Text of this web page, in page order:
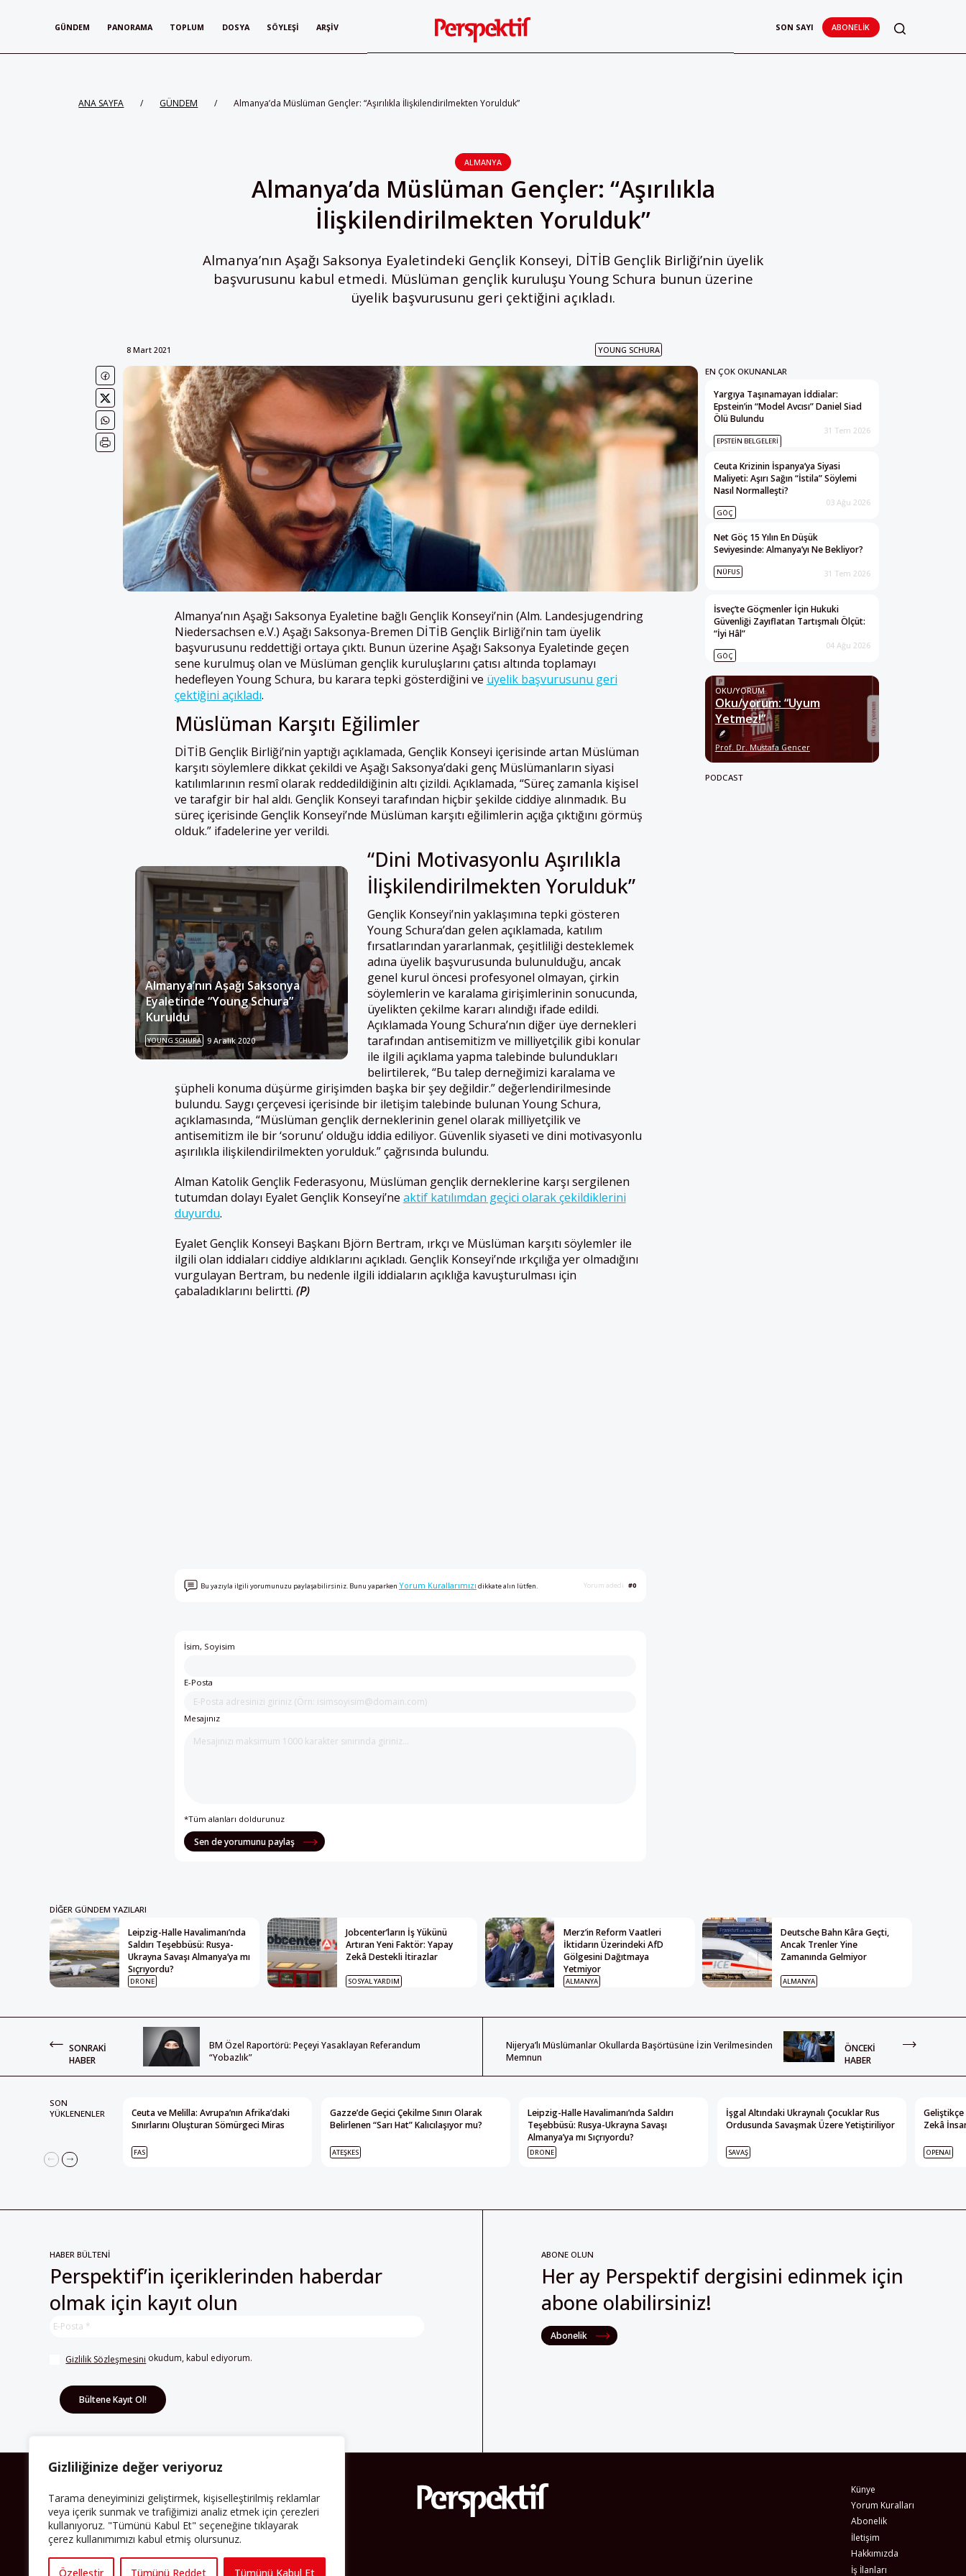
Gizliliğinize değer veriyoruz
Tarama deneyiminizi geliştirmek, kişiselleştirilmiş reklamlar
veya içerik sunmak ve trafiğimizi analiz etmek için çerezleri
kullanıyoruz. "Tümünü Kabul Et" seçeneğine tıklayarak
çerez kullanımımızı kabul etmiş olursunuz.
Özelleştir Tümünü Reddet Tümünü Kabul Et
GÜNDEM PANORAMA TOPLUM DOSYA SÖYLEŞI ARŞIV SON SAYI ABONELIK
ANA SAYFA / GÜNDEM / Almanya’da Müslüman Gençler: “Aşırılıkla İlişkilendirilmekten Yorulduk”
ALMANYA
Almanya’da Müslüman Gençler: “Aşırılıkla
İlişkilendirilmekten Yorulduk”
Almanya’nın Aşağı Saksonya Eyaletindeki Gençlik Konseyi, DİTİB Gençlik Birliği’nin üyelik
başvurusunu kabul etmedi. Müslüman gençlik kuruluşu Young Schura bunun üzerine
üyelik başvurusunu geri çektiğini açıkladı.
8 Mart 2021 YOUNG SCHURA
Almanya’nın Aşağı Saksonya Eyaletine bağlı Gençlik Konseyi’nin (Alm. Landesjugendring
Niedersachsen e.V.) Aşağı Saksonya-Bremen DİTİB Gençlik Birliği’nin tam üyelik
başvurusunu reddettiği ortaya çıktı. Bunun üzerine Aşağı Saksonya Eyaletinde geçen
sene kurulmuş olan ve Müslüman gençlik kuruluşlarını çatısı altında toplamayı
hedefleyen Young Schura, bu karara tepki gösterdiğini ve üyelik başvurusunu geri
çektiğini açıkladı.
Müslüman Karşıtı Eğilimler
DİTİB Gençlik Birliği’nin yaptığı açıklamada, Gençlik Konseyi içerisinde artan Müslüman
karşıtı söylemlere dikkat çekildi ve Aşağı Saksonya’daki genç Müslümanların siyasi
katılımlarının resmî olarak reddedildiğinin altı çizildi. Açıklamada, “Süreç zamanla kişisel
ve tarafgir bir hal aldı. Gençlik Konseyi tarafından hiçbir şekilde ciddiye alınmadık. Bu
süreç içerisinde Gençlik Konseyi’nde Müslüman karşıtı eğilimlerin açığa çıktığını görmüş
olduk.” ifadelerine yer verildi.
Almanya’nın Aşağı Saksonya
Eyaletinde “Young Schura”
Kuruldu
YOUNG SCHURA 9 Aralık 2020
“Dini Motivasyonlu Aşırılıkla
İlişkilendirilmekten Yorulduk”
Gençlik Konseyi’nin yaklaşımına tepki gösteren
Young Schura’dan gelen açıklamada, katılım
fırsatlarından yararlanmak, çeşitliliği desteklemek
adına üyelik başvurusunda bulunulduğu, ancak
genel kurul öncesi profesyonel olmayan, çirkin
söylemlerin ve karalama girişimlerinin sonucunda,
üyelikten çekilme kararı alındığı ifade edildi.
Açıklamada Young Schura’nın diğer üye dernekleri
tarafından antisemitizm ve milliyetçilik gibi konular
ile ilgili açıklama yapma talebinde bulundukları
belirtilerek, “Bu talep derneğimizi karalama ve
şüpheli konuma düşürme girişimden başka bir şey değildir.” değerlendirilmesinde
bulundu. Saygı çerçevesi içerisinde bir iletişim talebinde bulunan Young Schura,
açıklamasında, “Müslüman gençlik derneklerinin genel olarak milliyetçilik ve
antisemitizm ile bir ‘sorunu’ olduğu iddia ediliyor. Güvenlik siyaseti ve dini motivasyonlu
aşırılıkla ilişkilendirilmekten yorulduk.” çağrısında bulundu.
Alman Katolik Gençlik Federasyonu, Müslüman gençlik derneklerine karşı sergilenen
tutumdan dolayı Eyalet Gençlik Konseyi’ne aktif katılımdan geçici olarak çekildiklerini
duyurdu.
Eyalet Gençlik Konseyi Başkanı Björn Bertram, ırkçı ve Müslüman karşıtı söylemler ile
ilgili olan iddiaları ciddiye aldıklarını açıkladı. Gençlik Konseyi’nde ırkçılığa yer olmadığını
vurgulayan Bertram, bu nedenle ilgili iddiaların açıklığa kavuşturulması için
çabaladıklarını belirtti. (P)
Bu yazıyla ilgili yorumunuzu paylaşabilirsiniz. Bunu yaparkenYorum Kurallarımızı dikkate alın lütfen. Yorum adedi #0
İsim, Soyisim
E-Posta
Mesajınız
*Tüm alanları doldurunuz
Sen de yorumunu paylaş
EN ÇOK OKUNANLAR
Yargıya Taşınamayan İddialar:
Epstein’in “Model Avcısı” Daniel Siad
Ölü Bulundu
EPSTEIN BELGELERI
31 Tem 2026
Ceuta Krizinin İspanya’ya Siyasi
Maliyeti: Aşırı Sağın “İstila” Söylemi
Nasıl Normalleşti?
GÖÇ
03 Ağu 2026
Net Göç 15 Yılın En Düşük
Seviyesinde: Almanya’yı Ne Bekliyor?
NÜFUS 31 Tem 2026
İsveç’te Göçmenler İçin Hukuki
Güvenliği Zayıflatan Tartışmalı Ölçüt:
“İyi Hâl”
GÖÇ
04 Ağu 2026
OKU/YORUM
Oku/yorum: “Uyum
Yetmez!”
Prof. Dr. Mustafa Gencer
PODCAST
DIĞER GÜNDEM YAZILARI
Leipzig-Halle Havalimanı’nda
Saldırı Teşebbüsü: Rusya-
Ukrayna Savaşı Almanya’ya mı
Sıçrıyordu?
DRONE
Jobcenter’ların İş Yükünü
Artıran Yeni Faktör: Yapay
Zekâ Destekli İtirazlar
SOSYAL YARDIM
Merz’in Reform Vaatleri
İktidarın Üzerindeki AfD
Gölgesini Dağıtmaya
Yetmiyor
ALMANYA
Deutsche Bahn Kâra Geçti,
Ancak Trenler Yine
Zamanında Gelmiyor
ALMANYA
SONRAKI
HABER
BM Özel Raportörü: Peçeyi Yasaklayan Referandum
“Yobazlık”
Nijerya’lı Müslümanlar Okullarda Başörtüsüne İzin Verilmesinden
Memnun
ÖNCEKI
HABER
SON
YÜKLENENLER
Ceuta ve Melilla: Avrupa’nın Afrika’daki
Sınırlarını Oluşturan Sömürgeci Miras
FAS
Gazze’de Geçici Çekilme Sınırı Olarak
Belirlenen “Sarı Hat” Kalıcılaşıyor mu?
ATEŞKES
Leipzig-Halle Havalimanı’nda Saldırı
Teşebbüsü: Rusya-Ukrayna Savaşı
Almanya’ya mı Sıçrıyordu?
DRONE
İşgal Altındaki Ukraynalı Çocuklar Rus
Ordusunda Savaşmak Üzere Yetiştiriliyor
SAVAŞ
Geliştikçe
Zekâ
OPENAI
HABER BÜLTENİ
Perspektif’in içeriklerinden haberdar
olmak için kayıt olun
Gizlilik Sözleşmesini okudum, kabul ediyorum.
ABONE OLUN
Her ay Perspektif dergisini edinmek için
abone olabilirsiniz!
Abonelik
Avrupa’ya işçi göçü yarım asrı ardında bırakırken
Müslümanlar da bulundukları ülkelerde kalıcı hâle
geldiler. Bu durum “vatan”, “aidiyet”, “İslam” ve “Avrupa”
gibi birçok kavramın çift taraflı olarak sorgulanmasına
neden oldu. Avrupa’da yerleşik bir Müslüman cemaatin
oluşması, hem yerleşik kültür ve siyasi düzen için, hem
Künye
Yorum Kuralları
Abonelik
İletişim
Hakkımızda
İş İlanları